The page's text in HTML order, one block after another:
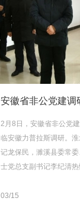
安徽省非公党建调
2月8日，安徽省非公党
临安徽力普拉斯调研。
记龙保民，濉溪县委常
士党总支副书记李纪清热
03/15